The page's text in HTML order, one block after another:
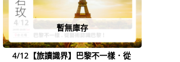
暫無庫存
4/12【旅讀識界】巴黎不一樣．從